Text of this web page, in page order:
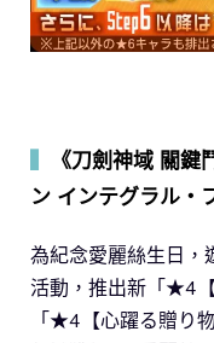
《刀劍神域 關
ン インテグラル・
為紀念愛麗絲生日，
活動，推出新「★4
「★4【心躍る贈り